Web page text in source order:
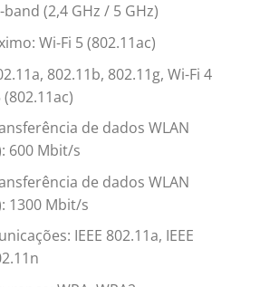
(2,4 GHz / 5 GHz)
Wi-Fi 5 (802.11ac)
802.11b, 802.11g, Wi-Fi 4
de dados WLAN
600 Mbit/s
de dados WLAN
1300 Mbit/s
IEEE 802.11a, IEEE